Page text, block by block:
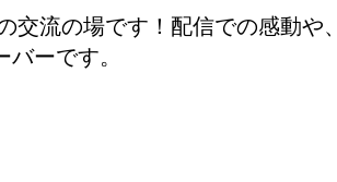
交流の場です！配信での感動
ーです。